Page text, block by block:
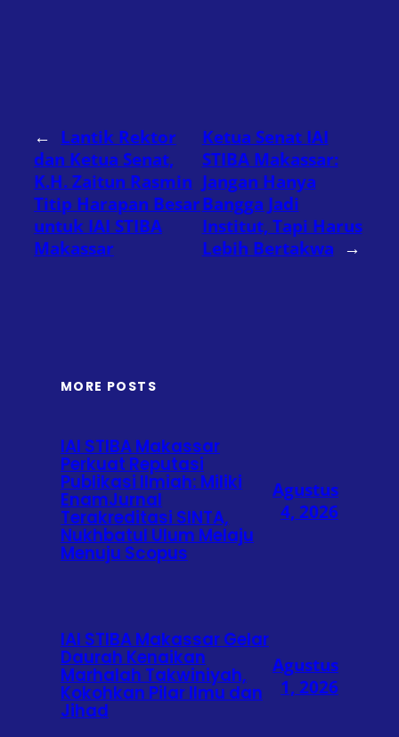
← Lantik Rektor
dan Ketua Senat,
K.H. Zaitun Rasmin
Titip Harapan Besar
untuk IAI STIBA
Makassar
Ketua Senat IAI
STIBA Makassar:
Jangan Hanya
Bangga Jadi
Institut, Tapi Harus
Lebih Bertakwa →
MORE POSTS
IAI STIBA Makassar
Perkuat Reputasi
Publikasi Ilmiah: Miliki
EnamJurnal
Terakreditasi SINTA,
Nukhbatul Ulum Melaju
Menuju Scopus
Agustus
4, 2026
IAI STIBA Makassar Gelar
Daurah Kenaikan
Marhalah Takwiniyah,
Kokohkan Pilar Ilmu dan
Jihad
Agustus
1, 2026